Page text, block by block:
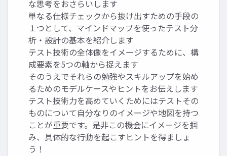
な思考をおさらいします
単なる仕様チェックから抜け出すための手段の
１つとして、マインドマップを使ったテスト分
析・設計の基本を紹介します
テスト技術の全体像をイメージするために、構
成要素を5つの軸から捉えます
そのうえでそれらの勉強やスキルアップを始め
るためのモデルケースやヒントをお伝えします
テスト技術力を高めていくためにはテストその
ものについて自分なりのイメージや地図を持つ
ことが重要です。是非この機会にイメージを掴
み、具体的な行動を起こすヒントを得ましょ
う！